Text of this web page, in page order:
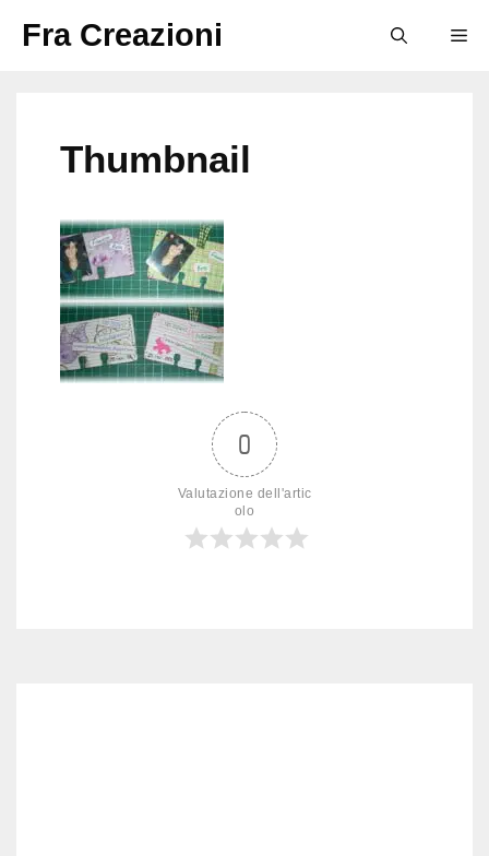
Fra Creazioni
Thumbnail
0
Valutazione dell'artic
olo